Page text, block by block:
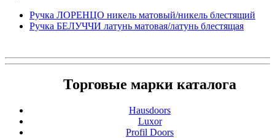
Ручка ЛОРЕНЦО никель матовый/никель блестящий
Ручка БЕЛУЧЧИ латунь матовая/латунь блестящая
Торговые марки каталога
Hausdoors
Luxor
Profil Doors